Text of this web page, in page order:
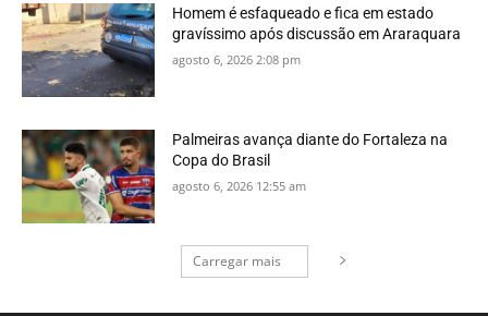
Homem é esfaqueado e fica em estado
gravíssimo após discussão em Araraquara
agosto 6, 2026 2:08 pm
Palmeiras avança diante do Fortaleza na
Copa do Brasil
agosto 6, 2026 12:55 am
Carregar mais